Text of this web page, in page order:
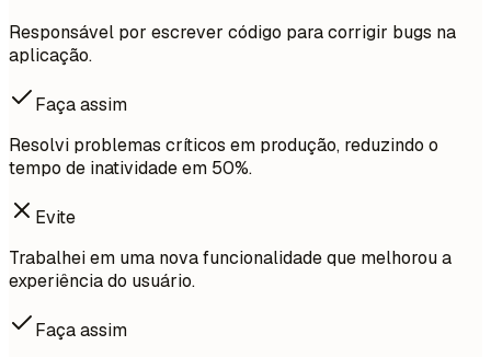
Responsável por escrever código para corrigir bugs na
aplicação.
Faça assim
Resolvi problemas críticos em produção, reduzindo o
tempo de inatividade em 50%.
Evite
Trabalhei em uma nova funcionalidade que melhorou a
experiência do usuário.
Faça assim